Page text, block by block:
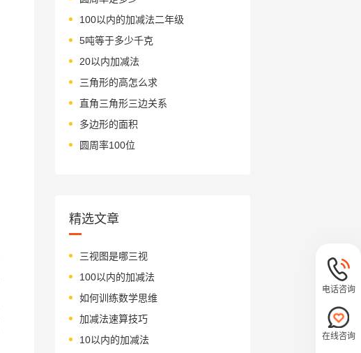
100以内的加减法二年级
5吨等于多少千克
20以内加减法
三角形的高怎么求
直角三角形三边关系
多边形的面积
圆周率100位
精选文章
三视图是哪三视
100以内的加减法
如何训练数学思维
加减法速算技巧
10以内的加减法
电话咨询
在线咨询